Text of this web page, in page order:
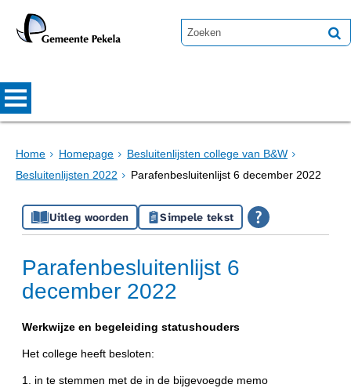
Home Homepage
Besluitenlijsten college van B&W
Besluitenlijsten 2022
Parafenbesluitenlijst 6 december 2022
Uitleg woorden Simpele tekst
Parafenbesluitenlijst 6
december 2022
Werkwijze en begeleiding statushouders
Het college heeft besloten:
1. in te stemmen met de in de bijgevoegde memo